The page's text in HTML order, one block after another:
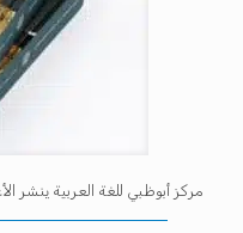
مركز أبوظبي للغة العربية ينشر